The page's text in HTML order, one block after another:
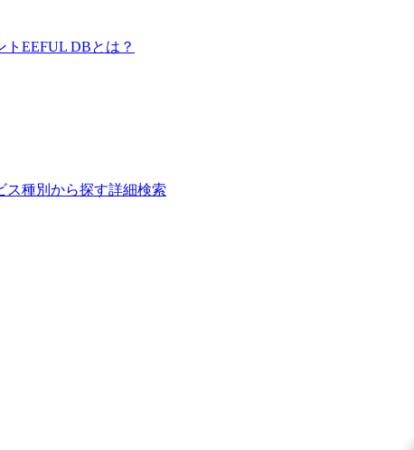
ト EEFUL DBとは？
ス種別から探す詳細検索